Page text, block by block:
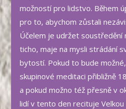
možností pro lidstvo. Během
pro to, abychom zůstali
Účelem je udržet soustředění
ticho, maje na mysli strádání
bytostí. Pokud to bude
skupinové meditaci přibližně
a pokud možno též přesně v
lidí v tento den recituje Velkou